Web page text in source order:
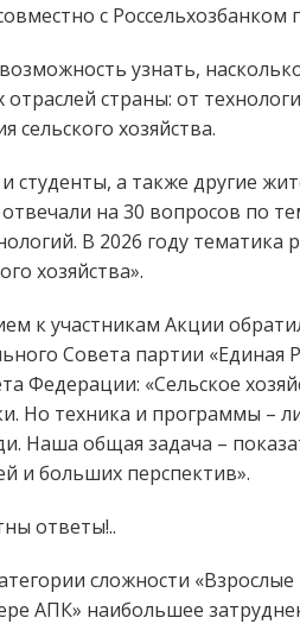
с
узнать,
страны: от
сельского хозяйства.
студенты, а также другие
на 30 вопросов по
В 2026 году
хозяйства».
к участникам Акции
Совета партии «Единая
Федерации: «Сельское
Но техника и программы –
Наша общая задача –
и больших перспектив».
ответы!..
сложности
АПК» наибольшее